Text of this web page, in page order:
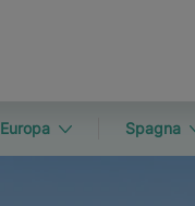
Europa Spagna